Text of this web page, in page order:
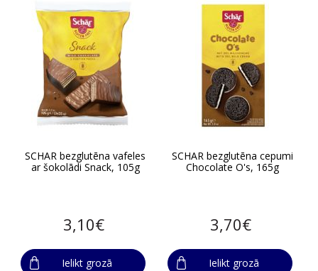
SCHAR bezglutēna vafeles
ar šokolādi Snack, 105g
3,10€
Ielikt grozā
SCHAR bezglutēna cepumi
Chocolate O's, 165g
3,70€
Ielikt grozā